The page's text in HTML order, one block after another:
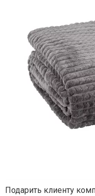
Подарить клиенту